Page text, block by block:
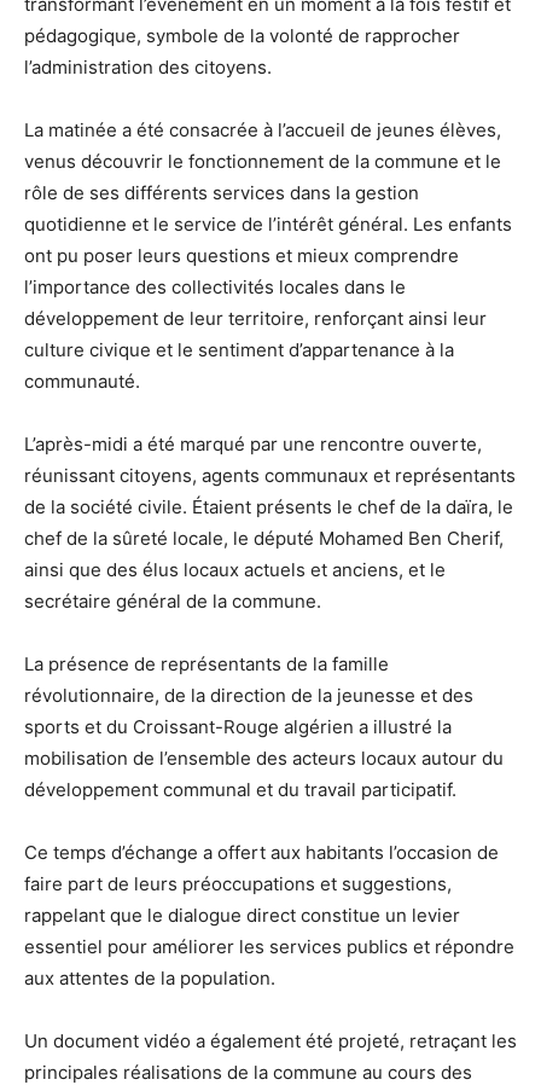
pédagogique, symbole de la volonté de rapprocher
l’administration des citoyens.
La matinée a été consacrée à l’accueil de jeunes élèves,
venus découvrir le fonctionnement de la commune et le
rôle de ses différents services dans la gestion
quotidienne et le service de l’intérêt général. Les enfants
ont pu poser leurs questions et mieux comprendre
l’importance des collectivités locales dans le
développement de leur territoire, renforçant ainsi leur
culture civique et le sentiment d’appartenance à la
communauté.
L’après-midi a été marqué par une rencontre ouverte,
réunissant citoyens, agents communaux et représentants
de la société civile. Étaient présents le chef de la daïra, le
chef de la sûreté locale, le député Mohamed Ben Cherif,
ainsi que des élus locaux actuels et anciens, et le
secrétaire général de la commune.
La présence de représentants de la famille
révolutionnaire, de la direction de la jeunesse et des
sports et du Croissant-Rouge algérien a illustré la
mobilisation de l’ensemble des acteurs locaux autour du
développement communal et du travail participatif.
Ce temps d’échange a offert aux habitants l’occasion de
faire part de leurs préoccupations et suggestions,
rappelant que le dialogue direct constitue un levier
essentiel pour améliorer les services publics et répondre
aux attentes de la population.
Un document vidéo a également été projeté, retraçant les
principales réalisations de la commune au cours des